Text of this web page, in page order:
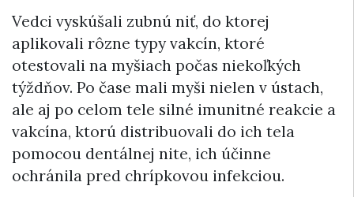
Vedci vyskúšali zubnú niť, do ktorej
aplikovali rôzne typy vakcín, ktoré
otestovali na myšiach počas niekoľkých
týždňov. Po čase mali myši nielen v ústach,
ale aj po celom tele silné imunitné reakcie a
vakcína, ktorú distribuovali do ich tela
pomocou dentálnej nite, ich účinne
ochránila pred chrípkovou infekciou.